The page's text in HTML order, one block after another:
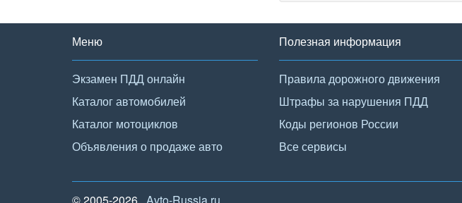
Меню
Экзамен ПДД онлайн
Каталог автомобилей
Каталог мотоциклов
Объявления о продаже авто
Полезная информация
Правила дорожного движения
Штрафы за нарушения ПДД
Коды регионов России
Все сервисы
© 2005-2026, Avto-Russia.ru